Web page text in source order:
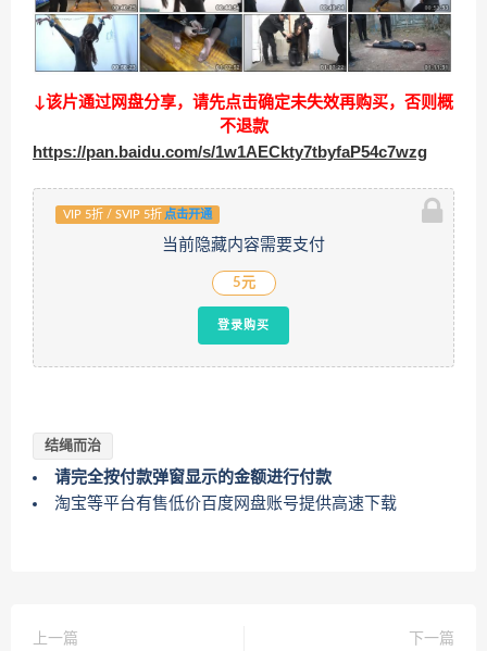
↓该片通过网盘分享，请先点击确定未失效再购买，否则概
不退款
https://pan.baidu.com/s/1w1AECkty7tbyfaP54c7wzg
VIP 5折 / SVIP 5折 点击开通
当前隐藏内容需要支付
5元
登录购买
结绳而治
请完全按付款弹窗显示的金额进行付款
淘宝等平台有售低价百度网盘账号提供高速下载
上一篇
下一篇